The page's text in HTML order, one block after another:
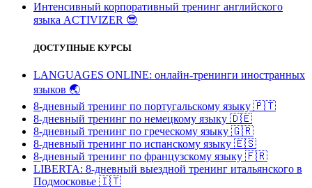
Интенсивный корпоративный тренинг английского
языка ACTIVIZER 😎
ДОСТУПНЫЕ КУРСЫ
LANGUAGES ONLINE: онлайн-тренинги иностранных
языков 🌏
8-дневный тренинг по португальскому языку 🇵🇹
8-дневный тренинг по немецкому языку 🇩🇪
8-дневный тренинг по греческому языку 🇬🇷
8-дневный тренинг по испанскому языку 🇪🇸
8-дневный тренинг по французскому языку 🇫🇷
LIBERTA: 8-дневный выездной тренинг итальянского в
Подмосковье 🇮🇹